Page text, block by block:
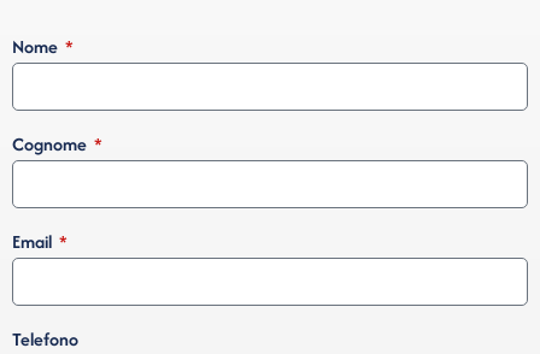
Nome
Cognome
Email
Telefono